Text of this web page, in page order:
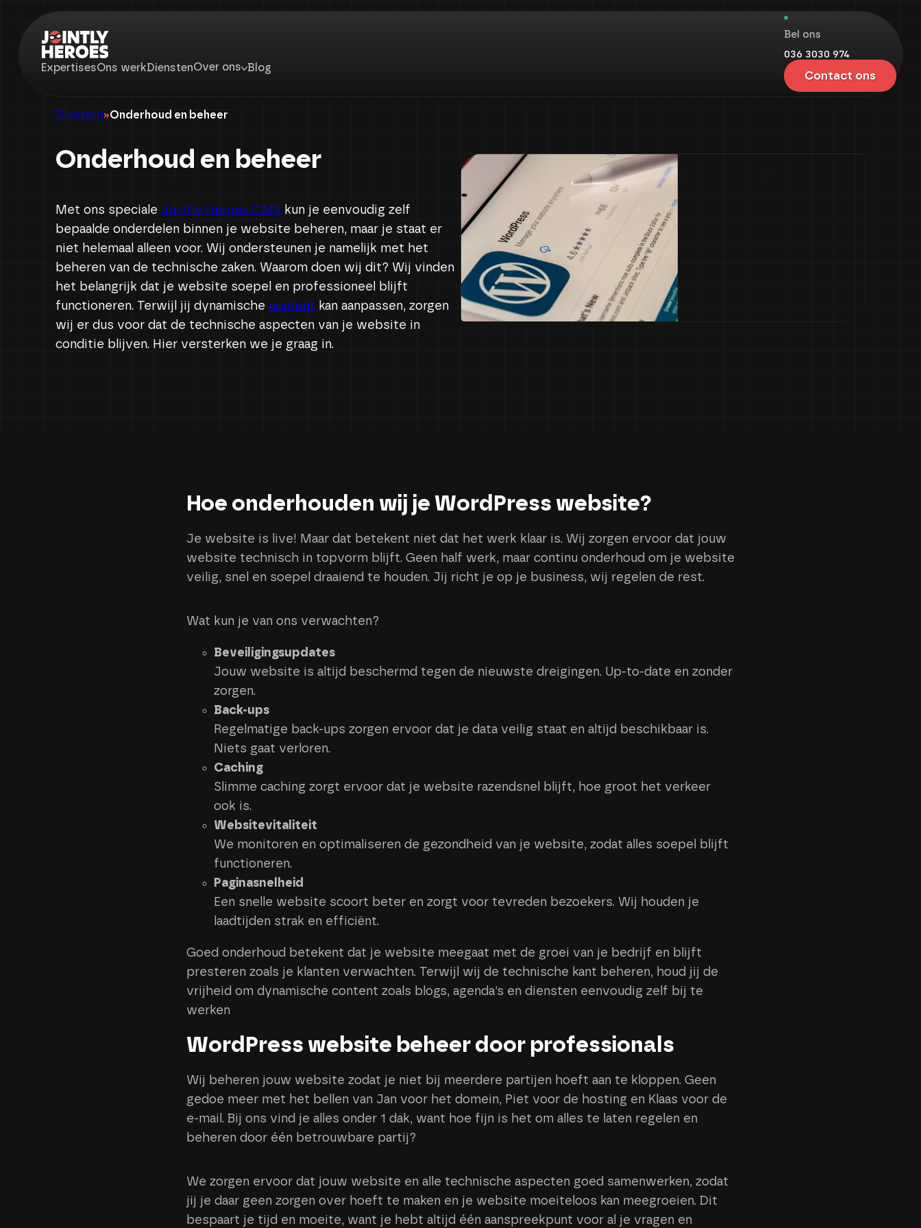
ExpertisesOns werkDienstenOver ons Blog
Bel ons
036 3030 974
Contact ons
Diensten Onderhoud en beheer
Onderhoud en beheer
Met ons speciale Jointly Heroes CMS kun je eenvoudig zelf
bepaalde onderdelen binnen je website beheren, maar je staat er
niet helemaal alleen voor. Wij ondersteunen je namelijk met het
beheren van de technische zaken. Waarom doen wij dit? Wij vinden
het belangrijk dat je website soepel en professioneel blijft
functioneren. Terwijl jij dynamische content kan aanpassen, zorgen
wij er dus voor dat de technische aspecten van je website in
conditie blijven. Hier versterken we je graag in.
Hoe onderhouden wij je WordPress website?
Je website is live! Maar dat betekent niet dat het werk klaar is. Wij zorgen ervoor dat jouw
website technisch in topvorm blijft. Geen half werk, maar continu onderhoud om je website
veilig, snel en soepel draaiend te houden. Jij richt je op je business, wij regelen de rest.
Wat kun je van ons verwachten?
Beveiligingsupdates
Jouw website is altijd beschermd tegen de nieuwste dreigingen. Up-to-date en zonder
zorgen.
Back-ups
Regelmatige back-ups zorgen ervoor dat je data veilig staat en altijd beschikbaar is.
Niets gaat verloren.
Caching
Slimme caching zorgt ervoor dat je website razendsnel blijft, hoe groot het verkeer
ook is.
Websitevitaliteit
We monitoren en optimaliseren de gezondheid van je website, zodat alles soepel blijft
functioneren.
Pagina­snelheid
Een snelle website scoort beter en zorgt voor tevreden bezoekers. Wij houden je
laadtijden strak en efficiënt.
Goed onderhoud betekent dat je website meegaat met de groei van je bedrijf en blijft
presteren zoals je klanten verwachten. Terwijl wij de technische kant beheren, houd jij de
vrijheid om dynamische content zoals blogs, agenda’s en diensten eenvoudig zelf bij te
werken
WordPress website beheer door professionals
Wij beheren jouw website zodat je niet bij meerdere partijen hoeft aan te kloppen. Geen
gedoe meer met het bellen van Jan voor het domein, Piet voor de hosting en Klaas voor de
e-mail. Bij ons vind je alles onder 1 dak, want hoe fijn is het om alles te laten regelen en
beheren door één betrouwbare partij?
We zorgen ervoor dat jouw website en alle technische aspecten goed samenwerken, zodat
jij je daar geen zorgen over hoeft te maken en je website moeiteloos kan meegroeien. Dit
bespaart je tijd en moeite, want je hebt altijd één aanspreekpunt voor al je vragen en